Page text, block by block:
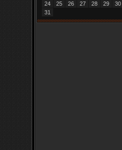
24
25 26 27 28 29
30
31